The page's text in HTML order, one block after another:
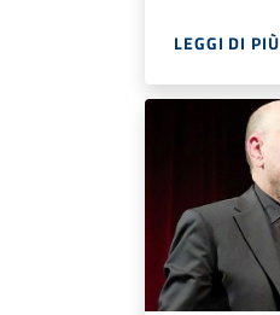
LEGGI DI PIÙ